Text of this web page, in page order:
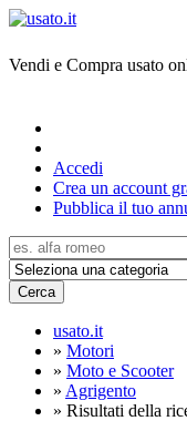
Vendi e Compra usato
Accedi
Crea un account
Pubblica il tuo
Cerca
usato.it
» Motori
» Moto e Scooter
» Agrigento
» Risultati della